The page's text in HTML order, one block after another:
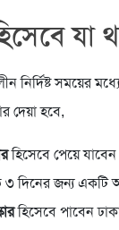
যা
নির্দিষ্ট সময়ের
দেয়া হবে,
হিসেবে পেয়ে
দিনের জন্য একটি
হিসেবে পাবেন